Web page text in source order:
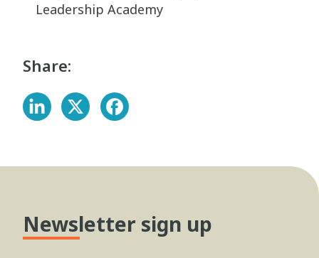
Leadership Academy
Share:
Newsletter sign up